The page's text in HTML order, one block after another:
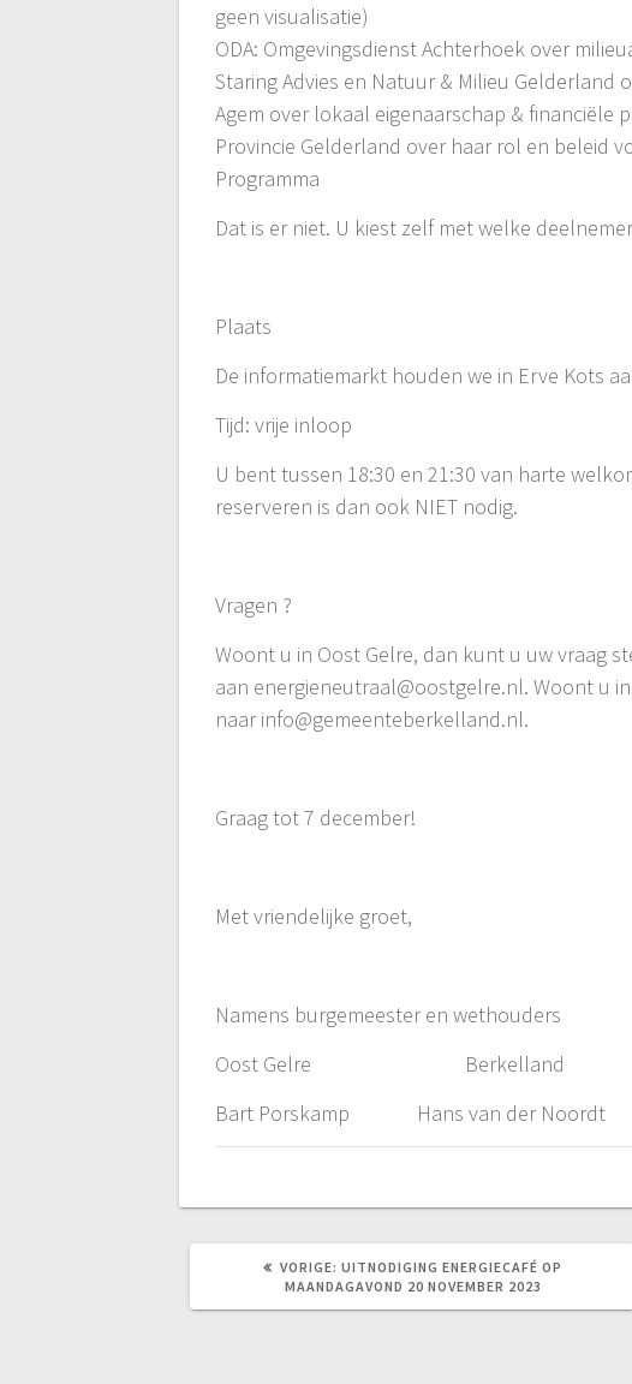
geen visualisatie)
ODA: Omgevingsdienst Achterhoek over
Staring Advies en Natuur & Milieu Gelderland
Agem over lokaal eigenaarschap & financiële
Provincie Gelderland over haar rol en beleid
Programma
Dat is er niet. U kiest zelf met welke
Plaats
De informatiemarkt houden we in Erve Kots
Tijd: vrije inloop
U bent tussen 18:30 en 21:30 van harte
reserveren is dan ook NIET nodig.
Vragen ?
Woont u in Oost Gelre, dan kunt u uw vraag
aan energieneutraal@oostgelre.nl. Woont u
naar info@gemeenteberkelland.nl.
Graag tot 7 december!
Met vriendelijke groet,
Namens burgemeester en wethouders
Oost Gelre Berkelland
Bart Porskamp Hans van der Noordt
VORIGE: VORIG
BERICHT:
UITNODIGING ENERGIECAFÉ OP
MAANDAGAVOND 20 NOVEMBER 2023